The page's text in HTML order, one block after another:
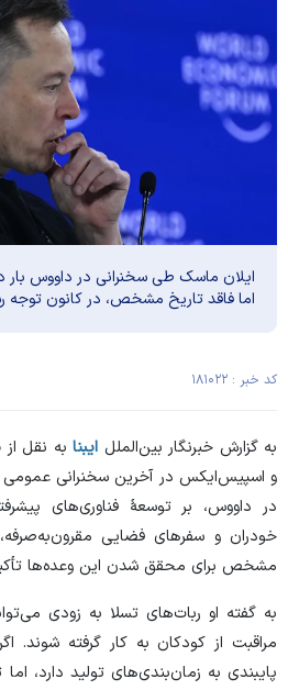
ایلان ماسک طی سخنرانی در داووس بار
اما فاقد تاریخ مشخص، در کانون توجه
کد خبر : ۱۸۱۰۲۲
به گزارش خبرنگار بین‌الملل ایبنا به نقل از
و اسپیس‌ایکس در آخرین سخنرانی
در داووس، بر توسعهٔ فناوری‌های
خودران و سفر‌های فضایی
مشخص برای محقق شدن این وعده‌ها
به گفته او ربات‌های تسلا به زودی
مراقبت از کودکان به کار گرفته
پایبندی به زمان‌بندی‌های تولید دارد،